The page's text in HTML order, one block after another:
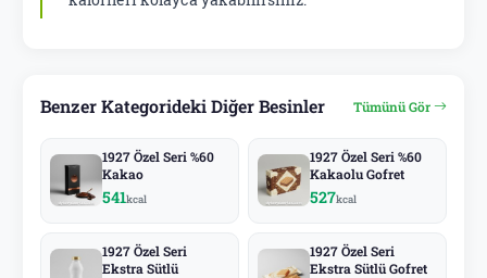
Benzer Kategorideki Diğer Besinler Tümünü Gör
1927 Özel Seri %60
Kakao
541kcal
1927 Özel Seri %60
Kakaolu Gofret
527kcal
1927 Özel Seri
Ekstra Sütlü
1927 Özel Seri
Ekstra Sütlü Gofret